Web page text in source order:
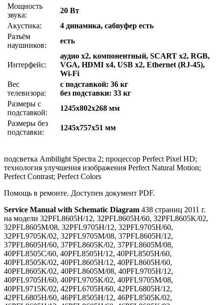
Мощность
звука:
20 Вт
Акустика:
4 динамика, сабвуфер есть
Разъём
наушников:
есть
Интерфейс:
аудио x2, компонентный, SCART x2, RGB,
VGA, HDMI x4, USB x2, Ethernet (RJ-45),
Wi-Fi
Вес
телевизора:
с подставкой: 36 кг
без подставки: 33 кг
Размеры с
подставкой:
1245x802x268 мм
Размеры без
подставки:
1245x757x51 мм
подсветка Ambilight Spectra 2; процессор Perfect Pixel HD;
технология улучшения изображения Perfect Natural Motion;
Perfect Contrast; Perfect Colors
Помощь в ремонте. Доступен документ PDF.
Service Manual with Schematic Diagram 438 страниц 2011 г.
на модели 32PFL8605H/12, 32PFL8605H/60, 32PFL8605K/02,
32PFL8605M/08, 32PFL9705H/12, 32PFL9705H/60,
32PFL9705K/02, 32PFL9705M/08, 37PFL8605H/12,
37PFL8605H/60, 37PFL8605K/02, 37PFL8605M/08,
40PFL8505C/60, 40PFL8505H/12, 40PFL8505H/60,
40PFL8505K/02, 40PFL8605H/12, 40PFL8605H/60,
40PFL8605K/02, 40PFL8605M/08, 40PFL9705H/12,
40PFL9705H/60, 40PFL9705K/02, 40PFL9705M/08,
40PFL9715K/02, 42PFL6705H/60, 42PFL6805H/12,
42PFL6805H/60, 46PFL8505H/12, 46PFL8505K/02,